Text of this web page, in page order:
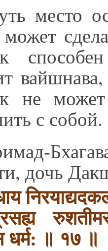
место
не
с собой.
дочь
धर्म: ॥ १७ ॥